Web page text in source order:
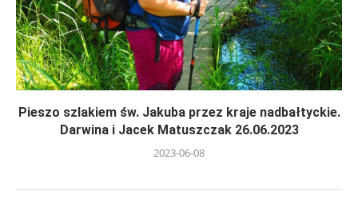
Pieszo szlakiem św. Jakuba przez kraje nadbałtyckie.
Darwina i Jacek Matuszczak 26.06.2023
2023-06-08